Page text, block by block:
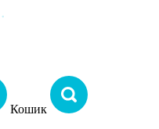
Кошик